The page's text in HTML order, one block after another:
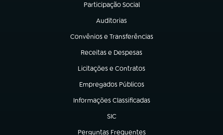
Participação Social
(abre em nova aba)
Auditorias
(abre em nova aba)
Convênios e Transferências
(abre em nova aba)
Receitas e Despesas
(abre em nova aba)
Licitações e Contratos
(abre em nova aba)
Empregados Públicos
(abre em nova aba)
Informações Classificadas
(abre em nova aba)
SIC
(abre em nova aba)
Perguntas Frequentes